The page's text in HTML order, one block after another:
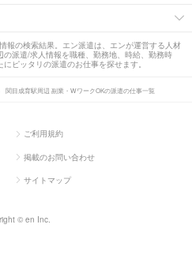
報の検索結果。エン派遣は、エンが運営する人材
派遣/求人情報を職種、勤務地、時給、勤務時
ピッタリの派遣のお仕事を探せます。
関目成育駅周辺 副業・WワークOKの派遣の仕事一覧
ご利用規約
掲載のお問い合わせ
サイトマップ
© en Inc.